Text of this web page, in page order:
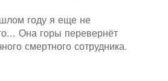
году я еще не
Она горы перевернёт
смертного сотрудника.